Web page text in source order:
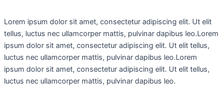
공지사항
FAQ
1:1문의
Lorem ipsum dolor sit amet, consectetur adipiscing elit. Ut elit
tellus, luctus nec ullamcorper mattis, pulvinar dapibus leo.Lorem
ipsum dolor sit amet, consectetur adipiscing elit. Ut elit tellus,
luctus nec ullamcorper mattis, pulvinar dapibus leo.Lorem
ipsum dolor sit amet, consectetur adipiscing elit. Ut elit tellus,
luctus nec ullamcorper mattis, pulvinar dapibus leo.